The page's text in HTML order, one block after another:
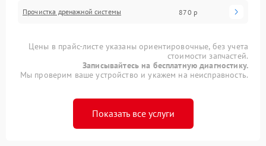
Прочистка дренажной системы 870 р
Цены в прайс-листе указаны ориентировочные, без учета
стоимости запчастей.
Записывайтесь на бесплатную диагностику.
Мы проверим ваше устройство и укажем на неисправность.
Показать все услуги